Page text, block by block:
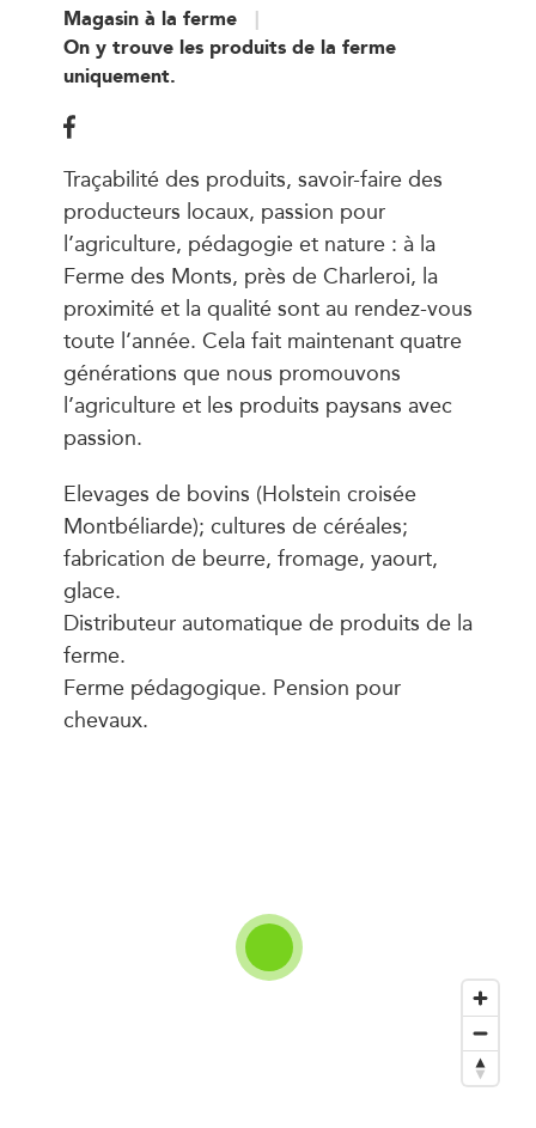
Magasin à la ferme
On y trouve les produits de la ferme
uniquement.
Traçabilité des produits, savoir-faire des
producteurs locaux, passion pour
l’agriculture, pédagogie et nature : à la
Ferme des Monts, près de Charleroi, la
proximité et la qualité sont au rendez-vous
toute l’année. Cela fait maintenant quatre
générations que nous promouvons
l’agriculture et les produits paysans avec
passion.
Elevages de bovins (Holstein croisée
Montbéliarde); cultures de céréales;
fabrication de beurre, fromage, yaourt,
glace.
Distributeur automatique de produits de la
ferme.
Ferme pédagogique. Pension pour
chevaux.